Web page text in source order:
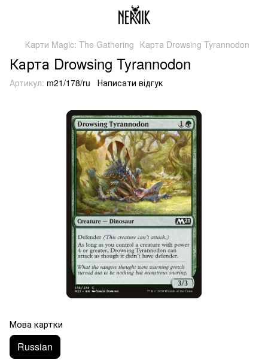
Карти Magic: The Gathering Карта Drowsing Tyrannodon
Карта Drowsing Tyrannodon
Артикул: m21/178/ru Написати відгук
Мова картки
Russian